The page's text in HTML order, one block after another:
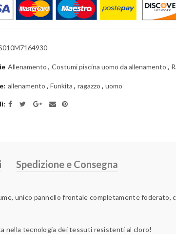
Allenamento , Costumi piscina uomo da allenamento ,
allenamento , Funkita , ragazzo , uomo
Spedizione e Consegna
unico pannello frontale completamente foderato,
nella tecnologia dei tessuti resistenti al cloro!